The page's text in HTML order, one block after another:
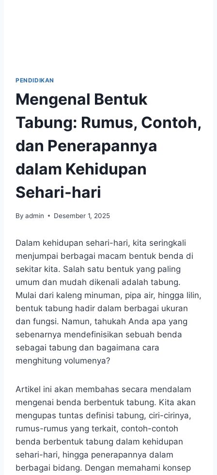
PENDIDIKAN
Mengenal Bentuk
Tabung: Rumus, Contoh,
dan Penerapannya
dalam Kehidupan
Sehari-hari
By admin Desember 1, 2025
Dalam kehidupan sehari-hari, kita seringkali
menjumpai berbagai macam bentuk benda di
sekitar kita. Salah satu bentuk yang paling
umum dan mudah dikenali adalah tabung.
Mulai dari kaleng minuman, pipa air, hingga lilin,
bentuk tabung hadir dalam berbagai ukuran
dan fungsi. Namun, tahukah Anda apa yang
sebenarnya mendefinisikan sebuah benda
sebagai tabung dan bagaimana cara
menghitung volumenya?
Artikel ini akan membahas secara mendalam
mengenai benda berbentuk tabung. Kita akan
mengupas tuntas definisi tabung, ciri-cirinya,
rumus-rumus yang terkait, contoh-contoh
benda berbentuk tabung dalam kehidupan
sehari-hari, hingga penerapannya dalam
berbagai bidang. Dengan memahami konsep